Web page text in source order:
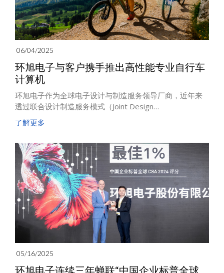
06/04/2025
环旭电子与客户携手推出高性能专业自行车
计算机
环旭电子作为全球电子设计与制造服务领导厂商，近年来
透过联合设计制造服务模式（Joint Design
Manufacturing，JDM），协助知名品牌客户开发出兼具强
固性与高效能的自行车计算机，以满足全世界自行车计算
了解更多
05/16/2025
环旭电子连续三年蝉联“中国企业标普全球